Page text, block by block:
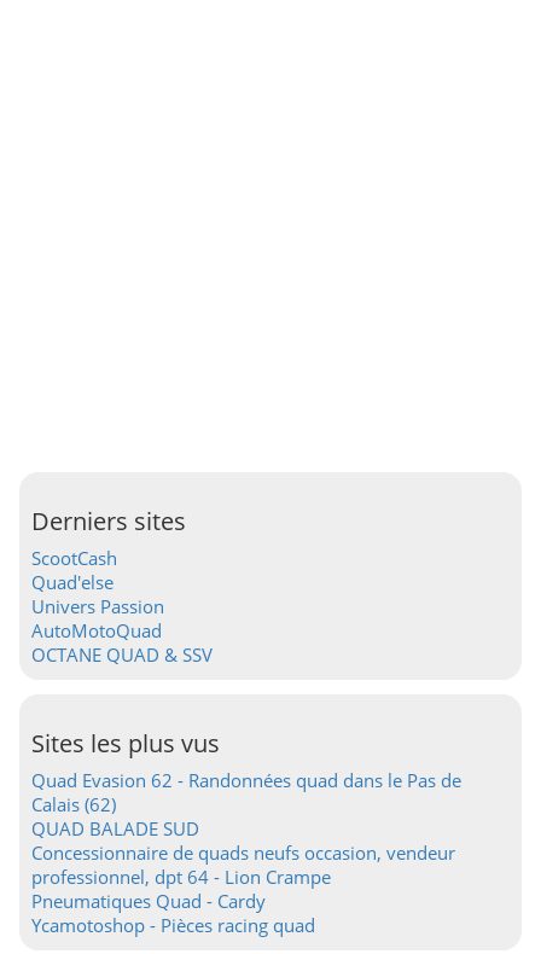
Derniers sites
ScootCash
Quad'else
Univers Passion
AutoMotoQuad
OCTANE QUAD & SSV
Sites les plus vus
Quad Evasion 62 - Randonnées quad dans le Pas de
Calais (62)
QUAD BALADE SUD
Concessionnaire de quads neufs occasion, vendeur
professionnel, dpt 64 - Lion Crampe
Pneumatiques Quad - Cardy
Ycamotoshop - Pièces racing quad